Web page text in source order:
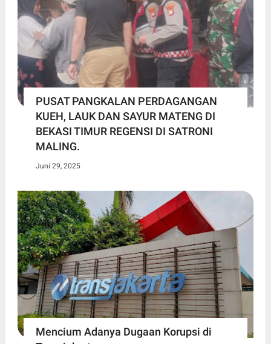
PUSAT PANGKALAN PERDAGANGAN
KUEH, LAUK DAN SAYUR MATENG DI
BEKASI TIMUR REGENSI DI SATRONI
MALING.
Juni 29, 2025
Mencium Adanya Dugaan Korupsi di